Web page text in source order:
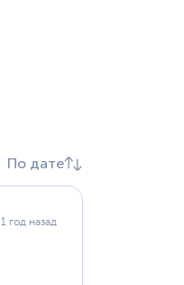
По дате
1 год назад